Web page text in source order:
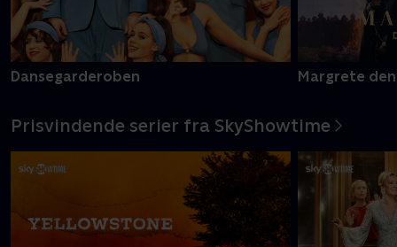
Dansegarderoben Margrete
Prisvindende serier fra SkyShowtime